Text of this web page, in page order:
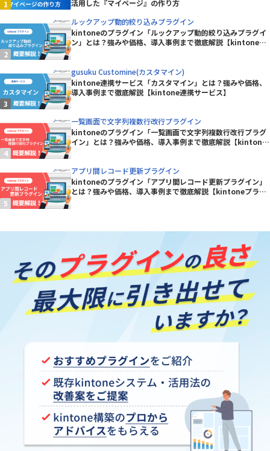
活用した『マイページ』の作り方
ルックアップ動的絞り込みプラグイン
kintoneのプラグイン「ルックアップ動的絞り込みプラグイ
ン」とは？強みや価格、導入事例まで徹底解説【kintoneプ
gusuku Customine(カスタマイン)
kintone連携サービス「カスタマイン」とは？強みや価格、
導入事例まで徹底解説【kintone連携サービス】
一覧画面で文字列複数行改行プラグイン
kintoneのプラグイン「一覧画面で文字列複数行改行プラグ
イン」とは？強みや価格、導入事例まで徹底解説【kintone
アプリ間レコード更新プラグイン
kintoneのプラグイン「アプリ間レコード更新プラグイン」
とは？強みや価格、導入事例まで徹底解説【kintoneプラグ